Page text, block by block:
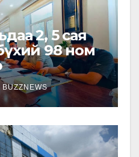
2, 5 сая
бүхий 98 ном
BUZZNEWS